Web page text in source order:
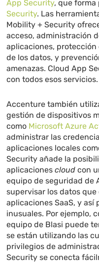
App Security, que forma
Security. Las
Mobility + Security
acceso, administración
aplicaciones,
de los datos, y
amenazas. Cloud App
con todos esos servicios.
Accenture también
gestión de dispositivos
como Microsoft Azure
administrar las
aplicaciones locales
Security añade la
aplicacionescloud con
equipo de seguridad de
supervisar los datos
aplicaciones SaaS, y
inusuales. Por ejemplo,
equipo de Blasi puede
se están utilizando las
privilegios de
Security se conecta